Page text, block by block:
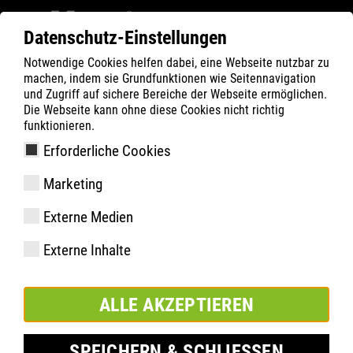
Datenschutz-Einstellungen
Notwendige Cookies helfen dabei, eine Webseite nutzbar zu
machen, indem sie Grundfunktionen wie Seitennavigation
und Zugriff auf sichere Bereiche der Webseite ermöglichen.
Die Webseite kann ohne diese Cookies nicht richtig
funktionieren.
Erforderliche Cookies
Marketing
Externe Medien
Externe Inhalte
ALLE AKZEPTIEREN
ATLAS Produkte
Filter
ERGO-MED 2000